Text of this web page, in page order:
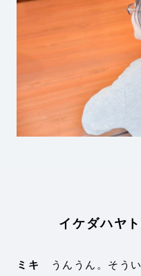
イケダハヤ
ミキ
うんうん。そう